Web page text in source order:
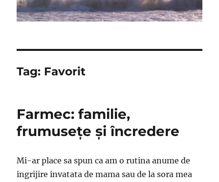
Tag: Favorit
Farmec: familie,
frumusețe și încredere
Mi-ar place sa spun ca am o rutina anume de
ingrijire invatata de mama sau de la sora mea